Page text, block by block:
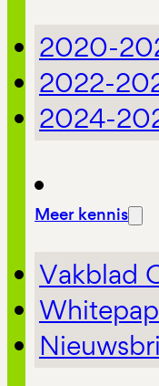
2020-
2022-
2024-
Meer kennis
Vakblad